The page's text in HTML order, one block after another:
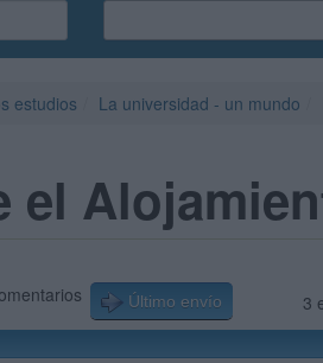
estudios La universidad - un mundo
el
3
Último envío